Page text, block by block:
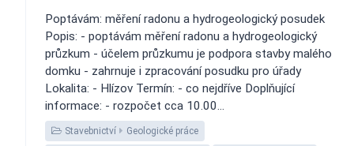
Poptávám: měření radonu a hydrogeologický posudek
Popis: - poptávám měření radonu a hydrogeologický
průzkum - účelem průzkumu je podpora stavby malého
domku - zahrnuje i zpracování posudku pro úřady
Lokalita: - Hlízov Termín: - co nejdříve Doplňující
informace: - rozpočet cca 10.00...
Stavebnictví Geologické práce